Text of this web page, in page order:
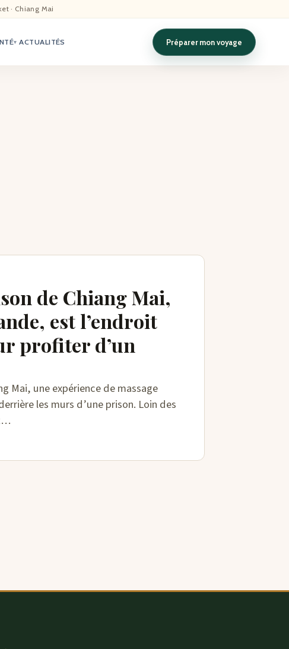
· Chiang Mai
▾ ACTUALITÉS Préparer mon voyage
de Chiang Mai,
est l’endroit
profiter d’un
Mai, une expérience de massage
les murs d’une prison. Loin des